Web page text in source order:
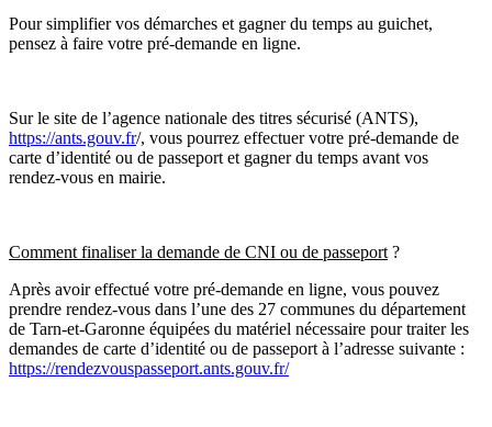
Pour simplifier vos démarches et gagner du temps au guichet,
pensez à faire votre pré-demande en ligne.
Sur le site de l’agence nationale des titres sécurisé (ANTS),
https://ants.gouv.fr/, vous pourrez effectuer votre pré-demande de
carte d’identité ou de passeport et gagner du temps avant vos
rendez-vous en mairie.
Comment finaliser la demande de CNI ou de passeport ?
Après avoir effectué votre pré-demande en ligne, vous pouvez
prendre rendez-vous dans l’une des 27 communes du département
de Tarn-et-Garonne équipées du matériel nécessaire pour traiter les
demandes de carte d’identité ou de passeport à l’adresse suivante :
https://rendezvouspasseport.ants.gouv.fr/